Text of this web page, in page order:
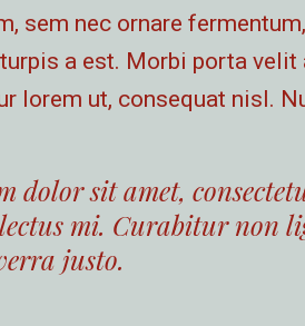
sem nec ornare
a est. Morbi porta
lorem ut, consequat nisl.
dolor sit amet,
mi. Curabitur non
justo.